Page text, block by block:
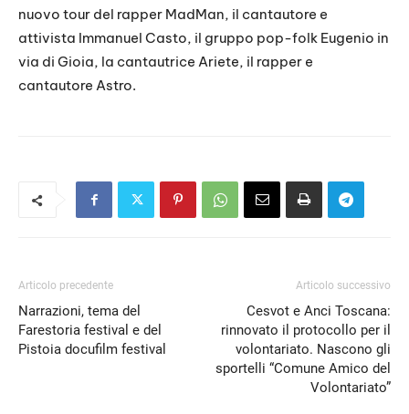
nuovo tour del rapper MadMan, il cantautore e
attivista Immanuel Casto, il gruppo pop-folk Eugenio in
via di Gioia, la cantautrice Ariete, il rapper e
cantautore Astro.
Articolo precedente
Narrazioni, tema del
Farestoria festival e del
Pistoia docufilm festival
Articolo successivo
Cesvot e Anci Toscana:
rinnovato il protocollo per il
volontariato. Nascono gli
sportelli “Comune Amico del
Volontariato”